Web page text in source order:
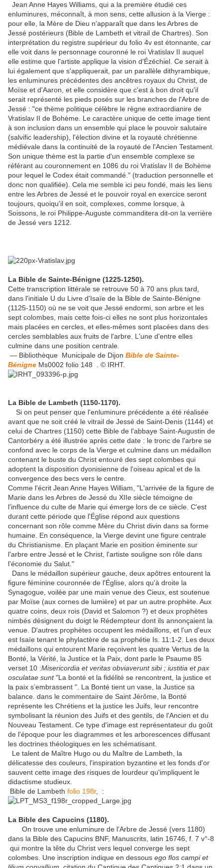
Jean Anne Hayes Williams, qui a la première étudié ces
enluminures, méconnaît, à mon sens, cette allusion à la Vierge :
pour elle, la Mère de Dieu n'apparaît que dans les Arbres de
Jessé postérieurs (Bible de Lambeth et vitrail de Chartres). Son
interprétation du registre supérieur du folio 4v est étonnante, car
elle voit dans le personnage couronné le roi Vratislav II auquel
elle estime que l'artiste applique la vision d'Ézéchiel. Ce serait à
lui également que s'appliquerait, par un parallèle dithyrambique,
les enluminures précédentes des ancêtres royaux du Christ, de
Moïse et d'Aaron, et elle considère que c'est à bon droit qu'il
serait représenté les pieds posés sur les branches de l'Arbre de
Jessé : "ce thème politique célèbre le règne extraordianire de
Vratislav II de Bohème. Le caractère unique de cette image tient
à son inclusion dans un ensemble qui place le pouvoir salutaire
(salvific leadership), l'élection divine et la royauté chrétienne
médiévale dans la continuité de la royauté de l'Ancien Testament.
Son unique thème est la partie d'un ensemble complexe se
référant au couronnement en 1086 du roi Vratislav II de Bohème
pour lequel le Codex était commandé." (traduction personnelle et
donc non qualifiée). Cela me semble ici peu fondé, mais les liens
entre les Arbres de Jessé et le pouvoir royal en exercice seront
toujours, quoiqu'il en soit, complexes, comme lorsque, à
Soissons, le roi Philippe-Auguste commanditera dit-on la verrière
de Jessé vers 1212.
La Bible de Sainte-Bénigne (1225-1250).
Cette transcription littérale se retrouve 50 à 70 ans plus tard,
dans l'initiale U du Livre d'Isaïe de la Bible de Sainte-Bénigne
(1125-1150) où ne se voit que Jessé endormi, son arbre et les
sept colombes, mais cette fois-ci elles ne sont plus horizontales
mais placées en cercles, et elles-mêmes sont placées dans des
cercles semblables aux fruits de l'arbre. L'une d'entre elles
culmine dans une position centrale.
— Bibliothèque Municipale de Dijon Bible de Sainte-
Bénigne Ms0002 folio 148 . © IRHT.
La Bible de Lambeth (1150-1170).
Si on peut penser que l'enluminure précédente a été réalisée
avant que ne soit créé le vitrail de Jessé de Saint-Denis (1144) et
celui de Chartres (1150) cette Bible de l'abbaye Saint-Augustin de
Cantorbéry a été illustrée après cette date : le tronc de l'arbre se
confond avec le corps de la Vierge et culmine dans un médaillon
contenant le buste du Christ entouré des sept colombes qui
adoptent la disposition dyonisienne de l'oiseau apical et de la
convergence des becs vers le centre.
Comme l'écrit Jean Anne Hayes William, "L'arrivée de la figure de
Marie dans les Arbres de Jessé du XIIe siècle témoigne de
l'influence du culte de Marie qui émerge lors de ce siècle. C'est
durant cette période que l'Église répond aux questions
concernant son rôle comme Mère du Christ divin dans sa forme
humaine. En conséquence, la Vierge devint une figure centrale
du Christianisme. En plaçant Marie en position éminente sur
l'arbre entre Jessé et le Christ, l'artiste souligne son rôle dans
l'économie du Salut."
Dans le médaillon supérieur gauche, deux apôtres entourent la
figure féminine couronnée de l'Église, alors qu'à droite la
Synagogue, voilée par une main venue des Cieux, est soutenue
par Moïse (aux cornes de lumière) et par un autre prophète. Aux
quatre coins, deux rois (David et Salomon ?) et deux prophètes
nimbés désignent du doigt le Rédempteur dont ils annonçaient la
venue. D'autres prophètes occupent les médaillons, et l'un d'eux
est Isaïe tenant le phylactère de sa prophétie Is. 11:1-2. Les deux
médaillons qui entourent Marie reçoivent les quatre Vertus de la
Bonté, la Vérité, la Justice et la Paix, dont parle le Psaume 85
verset 10 :Misericordia et veritas obviaverunt sibi ; iustitia et pax
osculatae sunt"La bonté et la fidélité se rencontrent, la justice et
la paix s’embrassent ". La Bonté tient un vase, la Justice sa
balance. dans le commentaire de Saint Jérôme, la Bonté
représente les Chrétiens et la justice les Juifs, leur rencontre
symbolisant la réunion des Juifs et des gentils, de l'Ancien et du
Nouveau Testament. Ce type d'image est représentateur du goût
de l'époque pour les diagrammes et les arborescences diffusant
les doctrines théologiques en les schématisant.
Le talent de Maître Hugo ou du Maître de Lambeth, la
délicatesse des couleurs, l'inspiration byzantine et les fonds d'or
sauvent cette image des risques de lourdeur qu'impliquent le
didactisme studieux.
Bible de Lambeth folio 198r, :
La Bible des Capucins (1180).
On trouve une enluminure de l'Arbre de Jessé (vers 1180)
dans la Bible des Capucins BNF, Manuscrits, latin 16746, f. 7 v°-8
qui montre la tête du Christ vers lequel converge les sept
colombes. Une inscription indique en dessous ego flos campi et